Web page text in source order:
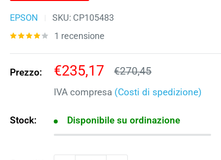
EPSON SKU: CP105483
1 recensione
Prezzo:
Prezzo
scontato
€235,17 Prezzo
€270,45
IVA compresa (Costi di spedizione)
Stock: Disponibile su ordinazione